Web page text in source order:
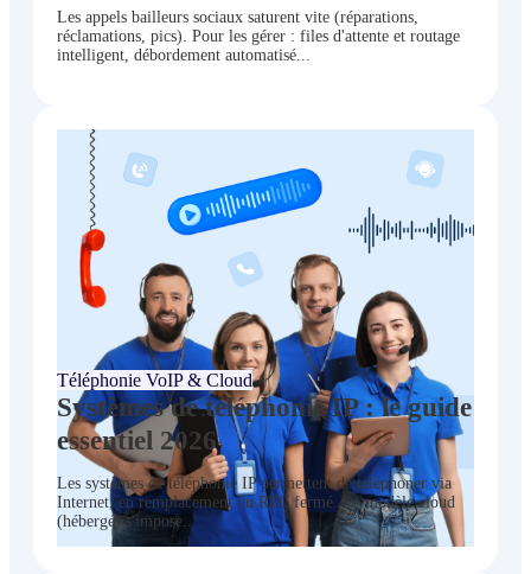
Les appels bailleurs sociaux saturent vite (réparations,
réclamations, pics). Pour les gérer : files d'attente et routage
intelligent, débordement automatisé...
Téléphonie VoIP & Cloud
Systèmes de téléphonie IP : le guide
essentiel 2026
Les systèmes de téléphonie IP permettent de téléphoner via
Internet, en remplacement du RTC fermé. Le modèle cloud
(hébergé) s'impose...